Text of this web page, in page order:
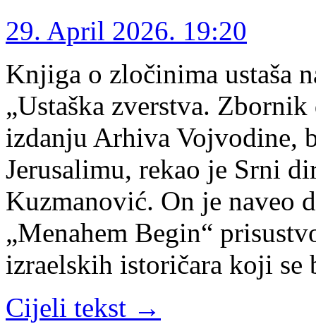
29. April 2026. 19:20
Knjiga o zločinima ustaša
„Ustaška zverstva.
izdanju Arhiva Vojvodine,
Jerusalimu, rekao je Srni
Kuzmanović. On je naveo
„Menahem Begin“
izraelskih istoričara koji
Cijeli tekst →